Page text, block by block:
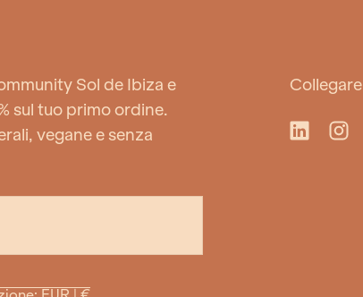
Sol de Ibiza e
sul tuo primo ordine.
vegane e senza
Collegare